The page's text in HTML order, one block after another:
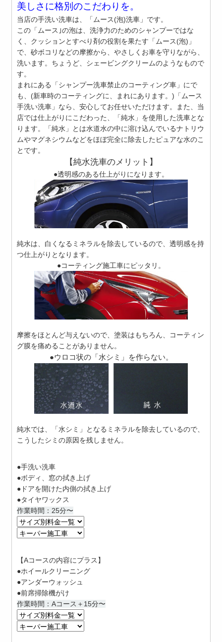
美しさに格別のこだわりを。
当店の手洗い洗車は、「ムース(泡)洗車」です。
この「ムース｣の泡は、洗浄力のためのシャンプーではな
く、 クッションとすべり剤の役割を果たす「ムース(泡)」
で、砂ボコリなどの摩擦から、やさしくお車を守りながら、
洗います。 ちょうど、シェービングクリームのようなもので
す。
まれにある「シャンプー洗車禁止のコーティング車」にで
も、 (新車時のコーティングに、まれにあります。)「ムース
手洗い洗車」なら、安心してお任せいただけます。また、当
店では仕上がりにこだわった、「純水」を使用した洗車とな
ります。「純水」とは水道水の中に溶け込んでいるナトリウ
ムやマグネシウムなどをほぼ完全に除去したピュアな水のこ
とです。
【純水洗車のメリット】
●透明感のある仕上がりになります。
純水は、白くなるミネラルを除去しているので、透明感を持
つ仕上がりとなります。
●コーティング施工車にピッタリ。
摩擦をほとんど与えないので、塗装はもちろん、コーティン
グ膜を痛めることがありません。
●ウロコ状の「水シミ」を作らない。
純水では、「水シミ」となるミネラルを除去しているので、
こうしたシミの原因を残しません。
●手洗い洗車
●ボディ、窓の拭き上げ
●ドアを開けた内側の拭き上げ
●タイヤワックス
作業時間：25分〜
【Aコースの内容にプラス】
●ホイールクリーニング
●アンダーウォッシュ
●前席掃除機がけ
作業時間：Aコース＋15分〜